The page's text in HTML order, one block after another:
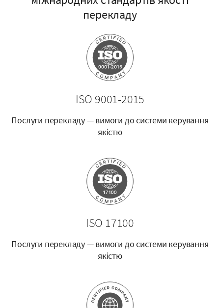
перекладу
ISO 9001-2015
Послуги перекладу — вимоги до системи керування
якістю
ISO 17100
Послуги перекладу — вимоги до системи керування
якістю